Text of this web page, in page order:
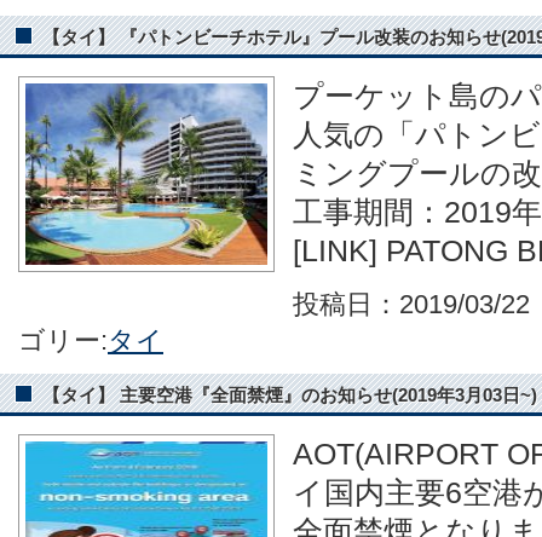
【タイ】 『パトンビーチホテル』プール改装のお知らせ
プーケット島の
人気の「パトン
ミングプールの
工事期間：2019
[LINK] PATONG
投稿日：2019/03/
ゴリー: タイ
【タイ】 主要空港『全面禁煙』のお知らせ(2019年3月03日~)
AOT(AIRPORT
イ国内主要6空港